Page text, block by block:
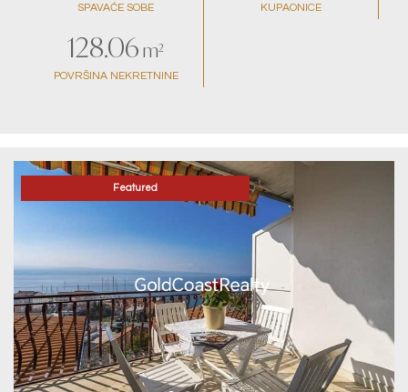
SPAVAĆE SOBE KUPAONICE
128.06 m²
POVRŠINA NEKRETNINE
Featured